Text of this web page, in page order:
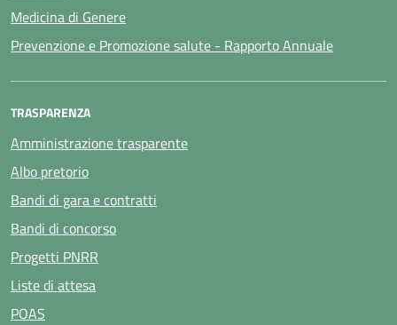
Medicina di Genere
Prevenzione e Promozione salute - Rapporto Annuale
TRASPARENZA
Amministrazione trasparente
Albo pretorio
Bandi di gara e contratti
Bandi di concorso
Progetti PNRR
Liste di attesa
POAS